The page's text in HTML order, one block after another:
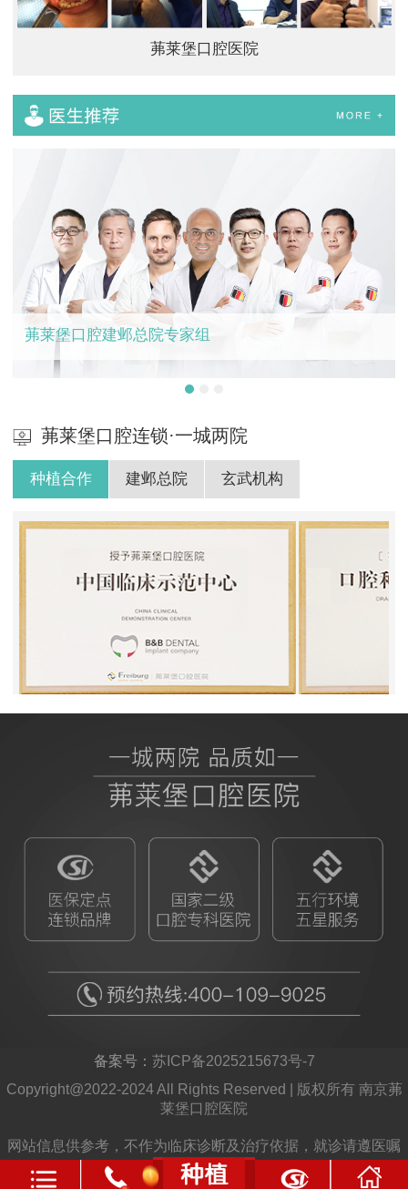
茀莱堡口腔医院
茀莱堡口腔建邺总院专家组
茀莱堡口腔连锁·一城两院
种植合作 建邺总院 玄武机构
BB授权茀莱堡口腔医院 ITI授
备案号： 苏ICP备2025215673号-7
Copyright@2022-2024 All Rights Reserved | 版权所有 南京茀
莱堡口腔医院
网站信息供参考，不作为临床诊断及治疗依据，就诊请遵医嘱